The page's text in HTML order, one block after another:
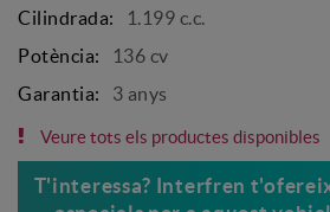
Cilindrada:
1.199 c.c.
Potència:
136 cv
Garantia:
3 anys
Veure tots els productes disponibles
T'interessa? Interfren